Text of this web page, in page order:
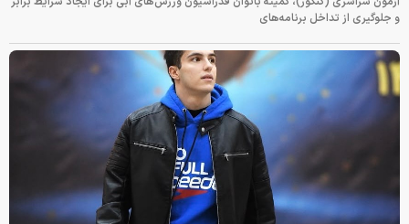
و جلوگیری از تداخل برنامه‌های